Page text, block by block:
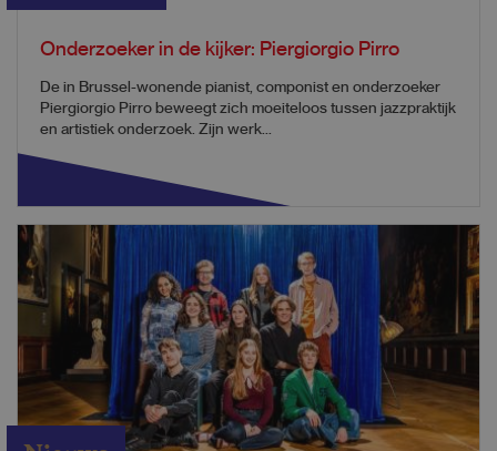
Onderzoeker in de kijker: Piergiorgio Pirro
De in Brussel-wonende pianist, componist en onderzoeker
Piergiorgio Pirro beweegt zich moeiteloos tussen jazzpraktijk
en artistiek onderzoek. Zijn werk...